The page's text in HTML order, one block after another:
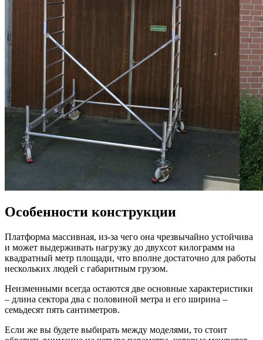
Особенности конструкции
Платформа массивная, из-за чего она чрезвычайно устойчива
и может выдерживать нагрузку до двухсот килограмм на
квадратный метр площади, что вполне достаточно для работы
нескольких людей с габаритным грузом.
Неизменными всегда остаются две основные характеристики
– длина сектора два с половиной метра и его ширина –
семьдесят пять сантиметров.
Если же вы будете выбирать между моделями, то стоит